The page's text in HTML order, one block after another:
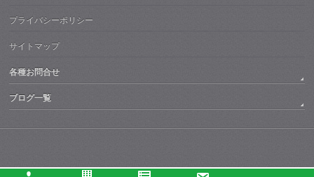
プライバシーポリシー
サイトマップ
各種お問合せ
ブログ一覧